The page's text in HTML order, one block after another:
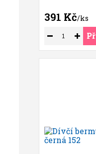
391 Kč/ks